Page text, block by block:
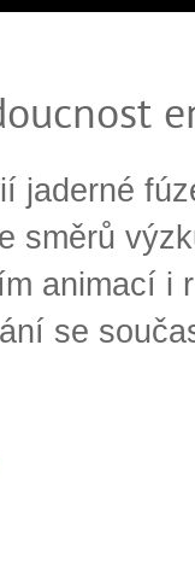
jaderné
směrů
animací i
se